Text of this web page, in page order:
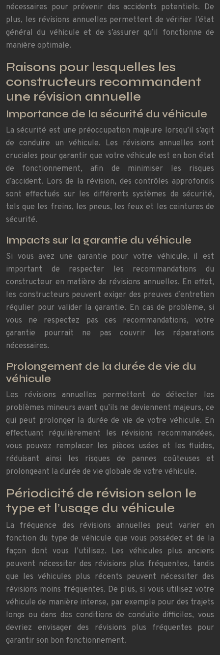
nécessaires pour prévenir des accidents potentiels. De
plus, les révisions annuelles permettent de vérifier l’état
général du véhicule et de s’assurer qu’il fonctionne de
manière optimale.
Raisons pour lesquelles les
constructeurs recommandent
une révision annuelle
Importance de la sécurité du véhicule
La sécurité est une préoccupation majeure lorsqu’il s’agit
de conduire un véhicule. Les révisions annuelles sont
cruciales pour garantir que votre véhicule est en bon état
de fonctionnement, afin de minimiser les risques
d’accident. Lors de la révision, des contrôles approfondis
sont effectués sur les différents systèmes de sécurité,
tels que les freins, les pneus, les feux et les ceintures de
sécurité.
Impacts sur la garantie du véhicule
Si vous avez une garantie pour votre véhicule, il est
important de respecter les recommandations du
constructeur en matière de révisions annuelles. En effet,
les constructeurs peuvent exiger des preuves d’entretien
régulier pour valider la garantie. En cas de problème, si
vous ne respectez pas ces recommandations, votre
garantie pourrait ne pas couvrir les réparations
nécessaires.
Prolongement de la durée de vie du
véhicule
Les révisions annuelles permettent de détecter les
problèmes mineurs avant qu’ils ne deviennent majeurs, ce
qui peut prolonger la durée de vie de votre véhicule. En
effectuant régulièrement les révisions recommandées,
vous pouvez remplacer les pièces usées et les fluides,
réduisant ainsi les risques de pannes coûteuses et
prolongeant la durée de vie globale de votre véhicule.
Périodicité de révision selon le
type et l’usage du véhicule
La fréquence des révisions annuelles peut varier en
fonction du type de véhicule que vous possédez et de la
façon dont vous l’utilisez. Les véhicules plus anciens
peuvent nécessiter des révisions plus fréquentes, tandis
que les véhicules plus récents peuvent nécessiter des
révisions moins fréquentes. De plus, si vous utilisez votre
véhicule de manière intense, par exemple pour des trajets
longs ou dans des conditions de conduite difficiles, vous
devriez envisager des révisions plus fréquentes pour
garantir son bon fonctionnement.